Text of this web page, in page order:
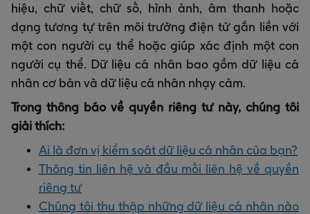
hiệu, chữ viết, chữ số, hình ảnh, âm thanh hoặc
dạng tương tự trên môi trường điện tử gắn liền với
một con người cụ thể hoặc giúp xác định một con
người cụ thể. Dữ liệu cá nhân bao gồm dữ liệu cá
nhân cơ bản và dữ liệu cá nhân nhạy cảm.
Trong thông báo về quyền riêng tư này, chúng tôi
giải thích:
Ai là đơn vị kiểm soát dữ liệu cá nhân của bạn?
Thông tin liên hệ và đầu mối liên hệ về quyền
riêng tư
Chúng tôi thu thập những dữ liệu cá nhân nào